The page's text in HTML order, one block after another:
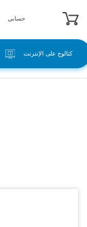
حسابي
كتالوج على الإنترنت